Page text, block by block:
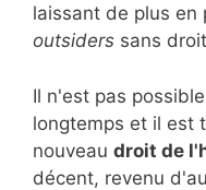
laissant de plus en
outsiders sans
Il n'est pas
longtemps et il est
nouveau droit de
décent, revenu